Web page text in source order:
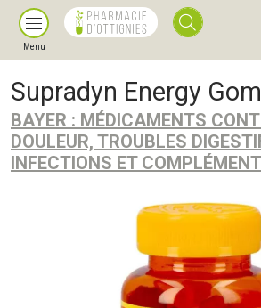
Menu
Supradyn Energy
BAYER : MÉDICAMENTS
DOULEUR, TROUBLES
INFECTIONS ET